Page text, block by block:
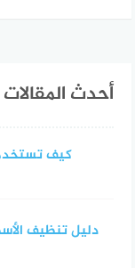
أحدث المقالات
كيف تستخدم
دليل تنظيف